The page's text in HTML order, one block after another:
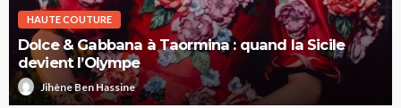
HAUTE COUTURE
Dolce & Gabbana à Taormina : quand la Sicile
devient l’Olympe
Jihène Ben Hassine